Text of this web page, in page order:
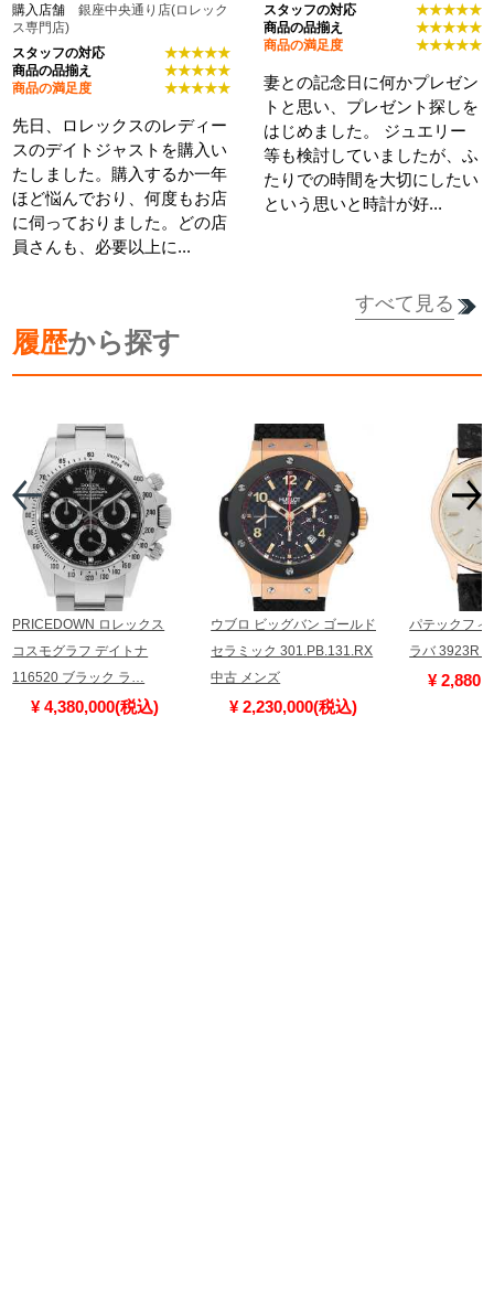
購入店舗銀座中央通り店(ロレック
ス専門店)
スタッフの対応
★★★★★
商品の品揃え
★★★★★
商品の満足度
★★★★★
先日、ロレックスのレディー
スのデイトジャストを購入い
たしました。購入するか一年
ほど悩んでおり、何度もお店
に伺っておりました。どの店
員さんも、必要以上に...
詳細を見る
スタッフの対応
★★★★★
商品の品揃え
★★★★★
商品の満足度
★★★★★
妻との記念日に何かプレゼン
トと思い、プレゼント探しを
はじめました。 ジュエリー
等も検討していましたが、ふ
たりでの時間を大切にしたい
という思いと時計が好...
詳細を見る
すべて見る
履歴から探す
PRICEDOWN ロレックス
コスモグラフ デイトナ
116520 ブラック ラ…
¥ 4,380,000(税込)
ウブロ ビッグバン ゴールド
セラミック 301.PB.131.RX
中古 メンズ
¥ 2,230,000(税込)
パテックフィ
ラバ 3923R
¥